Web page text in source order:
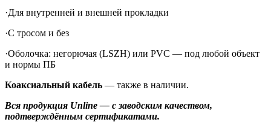
·Для внутренней и внешней прокладки
·С тросом и без
·Оболочка: негорючая (LSZH) или PVC — под любой объект
и нормы ПБ
Коаксиальный кабель — также в наличии.
Вся продукция Unline — с заводским качеством,
подтверждённым сертификатами.